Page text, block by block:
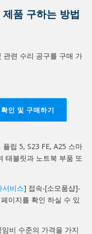
품 구하는 방법
관련 수리 공구를 구매 가
인 및 구매하기
립 5, S23 FE, A25 스마
태블릿과 노트북 부품 또
서비스] 접속-[소모품샵]-
이지를 확인 하실 수 있
비 수준의 가격을 가지